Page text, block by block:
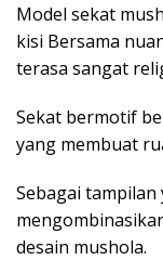
Model sekat
kisi Bersama
terasa sangat
Sekat bermotif
yang membuat
Sebagai
desain mushola.